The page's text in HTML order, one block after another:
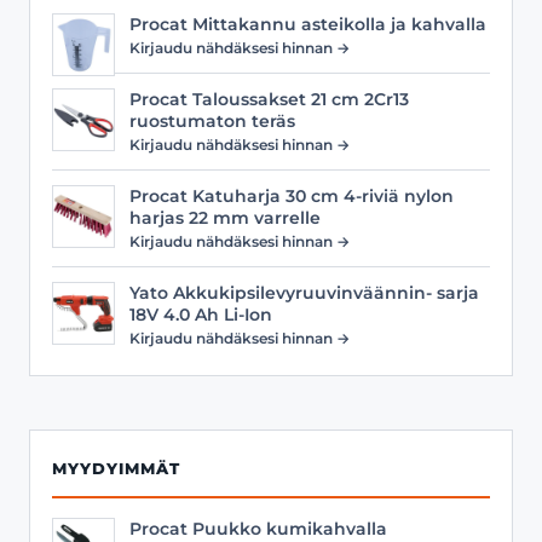
Procat Mittakannu asteikolla ja kahvalla
Kirjaudu nähdäksesi hinnan →
Procat Taloussakset 21 cm 2Cr13
ruostumaton teräs
Kirjaudu nähdäksesi hinnan →
Procat Katuharja 30 cm 4-riviä nylon
harjas 22 mm varrelle
Kirjaudu nähdäksesi hinnan →
Yato Akkukipsilevyruuvinväännin- sarja
18V 4.0 Ah Li-Ion
Kirjaudu nähdäksesi hinnan →
MYYDYIMMÄT
Procat Puukko kumikahvalla